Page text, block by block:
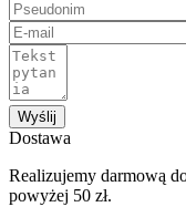
Wyślij
Dostawa
Realizujemy darmową
powyżej 50 zł.